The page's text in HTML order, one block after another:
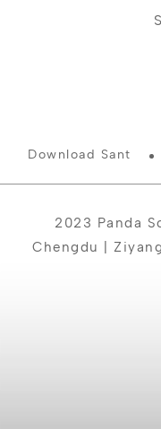
Download Sant
2023 Panda
Chengdu |